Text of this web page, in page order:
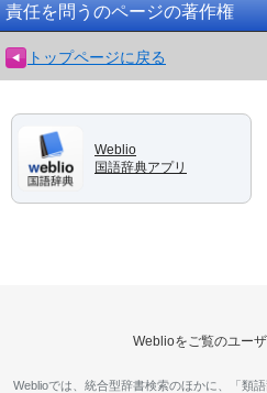
責任を問うのページの著作権
トップページに戻る
Weblio
国語辞典アプリ
Weblioをご覧のユー
Weblioでは、統合型辞書検索のほかに、「類